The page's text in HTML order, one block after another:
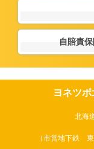
自賠責
ヨネツ
北海
（市営地下鉄